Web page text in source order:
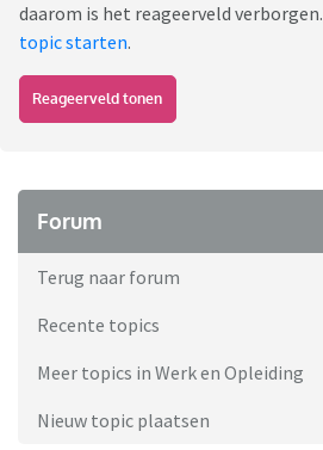
daarom is het reageerveld verborgen.
topic starten.
Reageerveld tonen
Forum
Terug naar forum
Recente topics
Meer topics in Werk en Opleiding
Nieuw topic plaatsen